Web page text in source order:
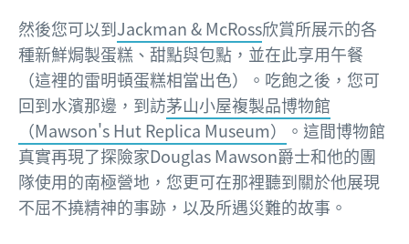
然後您可以到Jackman & McRoss欣賞所展示的各
種新鮮焗製蛋糕、甜點與包點，並在此享用午餐
（這裡的雷明頓蛋糕相當出色）。吃飽之後，您可
回到水濱那邊，到訪茅山小屋複製品博物館
（Mawson's Hut Replica Museum）
。這間博物館
真實再現了探險家Douglas Mawson爵士和他的團
隊使用的南極營地，您更可在那裡聽到關於他展現
不屈不撓精神的事跡，以及所遇災難的故事。